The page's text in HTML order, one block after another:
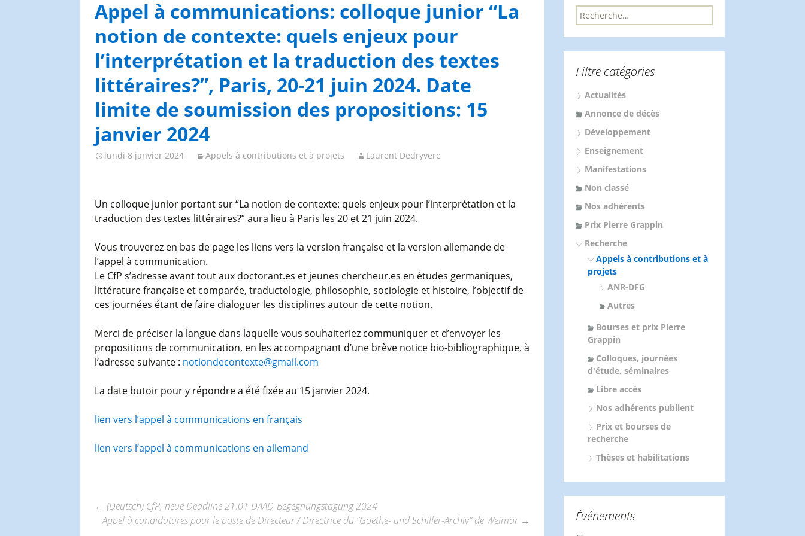
Appel à communications: colloque junior “La
notion de contexte: quels enjeux pour
l’interprétation et la traduction des textes
littéraires?”, Paris, 20-21 juin 2024. Date
limite de soumission des propositions: 15
janvier 2024
lundi 8 janvier 2024 Appels à contributions et à projets Laurent Dedryvere
Un colloque junior portant sur “La notion de contexte: quels enjeux pour l’interprétation et la
traduction des textes littéraires?” aura lieu à Paris les 20 et 21 juin 2024.
Vous trouverez en bas de page les liens vers la version française et la version allemande de
l’appel à communication.
Le CfP s’adresse avant tout aux doctorant.es et jeunes chercheur.es en études germaniques,
littérature française et comparée, traductologie, philosophie, sociologie et histoire, l’objectif de
ces journées étant de faire dialoguer les disciplines autour de cette notion.
Merci de préciser la langue dans laquelle vous souhaiteriez communiquer et d’envoyer les
propositions de communication, en les accompagnant d’une brève notice bio-bibliographique, à
l’adresse suivante : notiondecontexte@gmail.com
La date butoir pour y répondre a été fixée au 15 janvier 2024.
lien vers l’appel à communications en français
lien vers l’appel à communications en allemand
← (Deutsch) CfP, neue Deadline 21.01 DAAD-Begegnungstagung 2024
Appel à candidatures pour le poste de Directeur / Directrice du “Goethe- und Schiller-Archiv” de Weimar →
R
e
r
h
e
:
Filtre catégories
Actualités
Annonce de décès
Développement
Enseignement
Manifestations
Non classé
Nos adhérents
Prix Pierre Grappin
Recherche
Appels à contributions et à
projets
ANR-DFG
Autres
Bourses et prix Pierre
Grappin
Colloques, journées
d'étude, séminaires
Libre accès
Nos adhérents publient
Prix et bourses de
recherche
Thèses et habilitations
Événements